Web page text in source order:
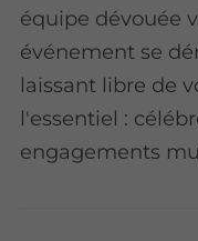
équipe dévouée
événement se
laissant libre de
l'essentiel :
engagements